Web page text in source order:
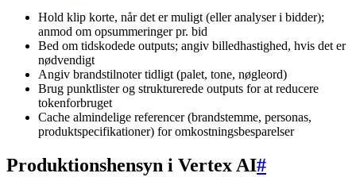
Hold klip korte, når det er muligt (eller analyser i bidder);
anmod om opsummeringer pr. bid
Bed om tidskodede outputs; angiv billedhastighed, hvis det er
nødvendigt
Angiv brandstilnoter tidligt (palet, tone, nøgleord)
Brug punktlister og strukturerede outputs for at reducere
tokenforbruget
Cache almindelige referencer (brandstemme, personas,
produktspecifikationer) for omkostningsbesparelser
Produktionshensyn i Vertex AI#